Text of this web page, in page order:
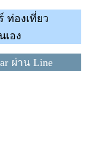
ท่องเที่ยว
เอง
ผ่าน Line